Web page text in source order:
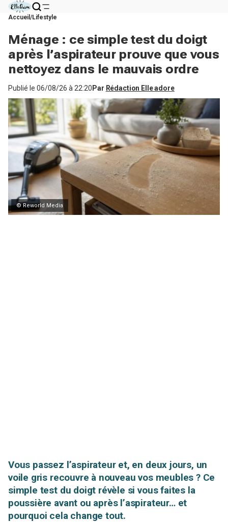
Accueil Lifestyle
Ménage : ce simple test du doigt
après l’aspirateur prouve que vous
nettoyez dans le mauvais ordre
Publié le 06/08/26 à 22:20 Par Rédaction Elle adore
© Reworld Media
Vous passez l’aspirateur et, en deux jours, un
voile gris recouvre à nouveau vos meubles ? Ce
simple test du doigt révèle si vous faites la
poussière avant ou après l’aspirateur… et
pourquoi cela change tout.